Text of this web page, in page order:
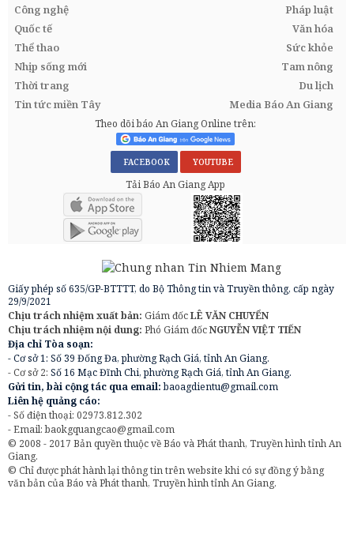
Công nghệ
Pháp luật
Quốc tế
Văn hóa
Thể thao
Sức khỏe
Nhịp sống mới
Tam nông
Thời trang
Du lịch
Tin tức miền Tây
Media Báo An Giang
Theo dõi báo An Giang Online trên:
FACEBOOK YOUTUBE
Tải Báo An Giang App
Giấy phép số 635/GP-BTTTT, do Bộ Thông tin và Truyền thông, cấp ngày
29/9/2021
Chịu trách nhiệm xuất bản: Giám đốcLÊ VĂN CHUYỂN
Chịu trách nhiệm nội dung: Phó Giám đốcNGUYỄN VIỆT TIẾN
Địa chỉ Tòa soạn:
- Cơ sở 1: Số 39 Đống Đa, phường Rạch Giá, tỉnh An Giang.
- Cơ sở 2: Số 16 Mạc Đĩnh Chi, phường Rạch Giá, tỉnh An Giang.
Gửi tin, bài cộng tác qua email:baoagdientu@gmail.com
Liên hệ quảng cáo:
- Số điện thoại: 02973.812.302
- Email:baokgquangcao@gmail.com
© 2008 - 2017 Bản quyền thuộc về Báo và Phát thanh, Truyền hình tỉnh An
Giang.
© Chỉ được phát hành lại thông tin trên website khi có sự đồng ý bằng
văn bản của Báo và Phát thanh, Truyền hình tỉnh An Giang.